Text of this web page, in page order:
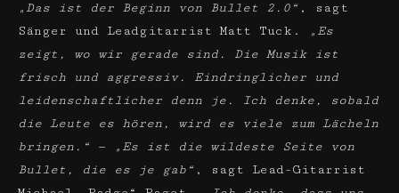
„Das ist der Beginn von Bullet 2.0“ , sagt
Sänger und Leadgitarrist Matt Tuck.
„Es
zeigt, wo wir gerade sind. Die Musik ist
frisch und aggressiv. Eindringlicher und
leidenschaftlicher denn je. Ich denke, sobald
die Leute es hören, wird es viele zum Lächeln
bringen.“ —
„Es ist die wildeste Seite von
Bullet, die es je gab“ , sagt Lead-Gitarrist